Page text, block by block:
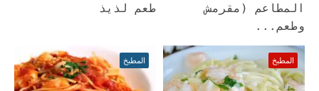
المطاعم (مقرمش
وطعم...
طعم لذيذ
المطبخ المطبخ